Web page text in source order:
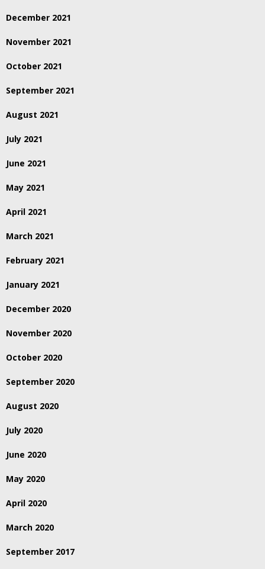
December 2021
November 2021
October 2021
September 2021
August 2021
July 2021
June 2021
May 2021
April 2021
March 2021
February 2021
January 2021
December 2020
November 2020
October 2020
September 2020
August 2020
July 2020
June 2020
May 2020
April 2020
March 2020
September 2017